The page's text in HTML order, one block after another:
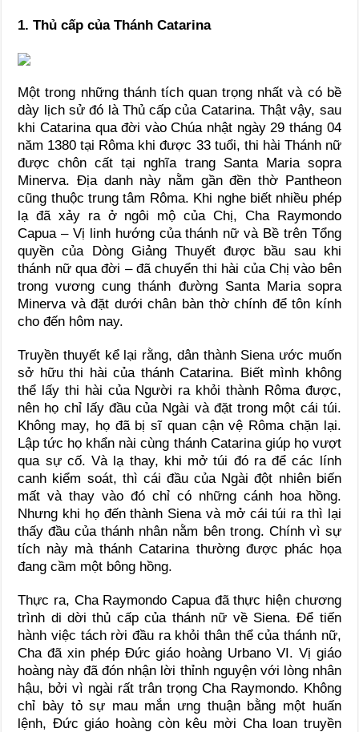
1. Thủ cấp của Thánh Catarina
Một trong những thánh tích quan trọng nhất và có bề
dày lịch sử đó là Thủ cấp của Catarina. Thật vậy, sau
khi Catarina qua đời vào Chúa nhật ngày 29 tháng 04
năm 1380 tại Rôma khi được 33 tuổi, thi hài Thánh nữ
được chôn cất tại nghĩa trang Santa Maria sopra
Minerva. Địa danh này nằm gần đền thờ Pantheon
cũng thuộc trung tâm Rôma. Khi nghe biết nhiều phép
lạ đã xảy ra ở ngôi mộ của Chị, Cha Raymondo
Capua – Vị linh hướng của thánh nữ và Bề trên Tổng
quyền của Dòng Giảng Thuyết được bầu sau khi
thánh nữ qua đời – đã chuyển thi hài của Chị vào bên
trong vương cung thánh đường Santa Maria sopra
Minerva và đặt dưới chân bàn thờ chính để tôn kính
cho đến hôm nay.
Truyền thuyết kể lại rằng, dân thành Siena ước muốn
sở hữu thi hài của thánh Catarina. Biết mình không
thể lấy thi hài của Người ra khỏi thành Rôma được,
nên họ chỉ lấy đầu của Ngài và đặt trong một cái túi.
Không may, họ đã bị sĩ quan cận vệ Rôma chặn lại.
Lập tức họ khẩn nài cùng thánh Catarina giúp họ vượt
qua sự cố. Và lạ thay, khi mở túi đó ra để các lính
canh kiểm soát, thì cái đầu của Ngài đột nhiên biến
mất và thay vào đó chỉ có những cánh hoa hồng.
Nhưng khi họ đến thành Siena và mở cái túi ra thì lại
thấy đầu của thánh nhân nằm bên trong. Chính vì sự
tích này mà thánh Catarina thường được phác họa
đang cầm một bông hồng.
Thực ra, Cha Raymondo Capua đã thực hiện chương
trình di dời thủ cấp của thánh nữ về Siena. Để tiến
hành việc tách rời đầu ra khỏi thân thể của thánh nữ,
Cha đã xin phép Đức giáo hoàng Urbano VI. Vị giáo
hoàng này đã đón nhận lời thỉnh nguyện với lòng nhân
hậu, bởi vì ngài rất trân trọng Cha Raymondo. Không
chỉ bày tỏ sự mau mắn ưng thuận bằng một huấn
lệnh, Đức giáo hoàng còn kêu mời Cha loan truyền